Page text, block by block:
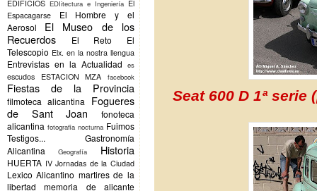
EDIFICIOS EDIitectura e Ingeniería El
Espacagarse
El Hombre y el
Aerosol
El Museo de los
Recuerdos
El Reto
El
Telescopio Elx. en la nostra llengua
Entrevistas en la Actualidad es
escudos ESTACION MZA facebook
Fiestas de la Provincia
filmoteca alicantina
Fogueres
de Sant Joan
fonoteca
alicantina fotografia nocturna Fuimos
Testigos...
Gastronomía
Alicantina
Geografía Historia
HUERTA IV Jornadas de la Ciudad
Lexico Alicantino martires de la
libertad
memoria de alicante
Seat 600 D 1ª